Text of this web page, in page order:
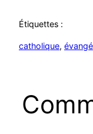
Étiquettes :
catholique,